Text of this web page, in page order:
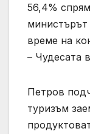
56,4%
време на
– Чудесата
Петров
туризъм